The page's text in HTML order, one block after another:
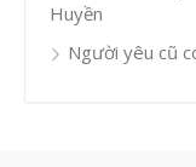
Huyền
Người yêu cũ